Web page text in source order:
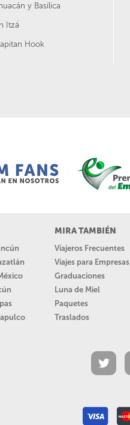
y Basílica
Itzá
Hook
MIRA TAMBIÉN
Viajeros Frecuentes
Viajes para Empresas
Graduaciones
Luna de Miel
Paquetes
Traslados